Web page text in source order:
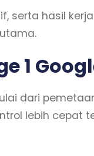
serta hasil
1
dari
lebih cepat